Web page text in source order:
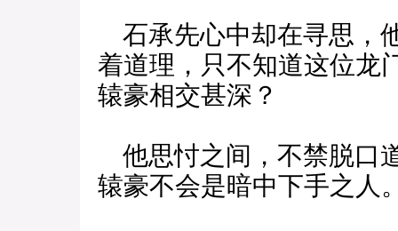
石承先心中却在寻思，
着道理，只不知道这位龙
辕豪相交甚深？
他思忖之间，不禁脱口
辕豪不会是暗中下手之人